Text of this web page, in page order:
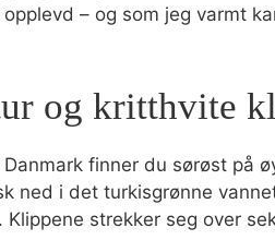
– og som jeg varmt
og kritthvite
finner du sørøst på
ned i det turkisgrønne
strekker seg over